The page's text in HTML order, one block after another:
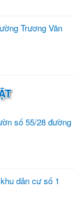
Trương Văn
số 55/28 đường
dân cư số 1